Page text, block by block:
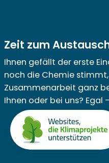
Zeit zum
Ihnen gefällt der erste
noch die Chemie
Zusammenarbeit ganz
Ihnen oder bei uns?